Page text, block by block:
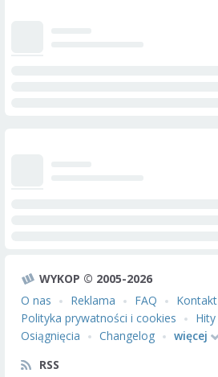
WYKOP © 2005-2026
O nas
Reklama FAQ Kontakt
Polityka prywatności i cookies
Hity
Osiągnięcia
Changelog
więcej
RSS